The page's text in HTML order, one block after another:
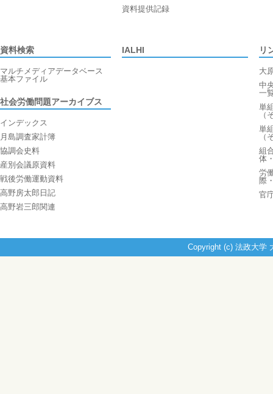
資料提供記録
資料検索
マルチメディアデータベース
基本ファイル
社会労働問題アーカイブス
インデックス
月島調査家計簿
協調会史料
産別会議原資料
戦後労働運動資料
高野房太郎日記
高野岩三郎関連
IALHI リ
大
中
一
単
（
単
（
組
体
労
際
官
Copyright (c) 法政大学